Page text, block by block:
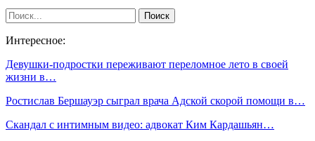
Интересное:
Девушки-подростки переживают переломное лето в своей
жизни в…
Ростислав Бершауэр сыграл врача Адской скорой помощи в…
Скандал с интимным видео: адвокат Ким Кардашьян…